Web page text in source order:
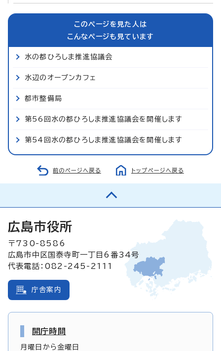
このページを見た人は
こんなページも見ています
水の都ひろしま推進協議会
水辺のオープンカフェ
都市整備局
第56回水の都ひろしま推進協議会を開催します
第54回水の都ひろしま推進協議会を開催します
前のページへ戻る トップページへ戻る
広島市役所
〒730-8586
広島市中区国泰寺町一丁目6番34号
代表電話：082-245-2111
庁舎案内
開庁時間
月曜日から金曜日